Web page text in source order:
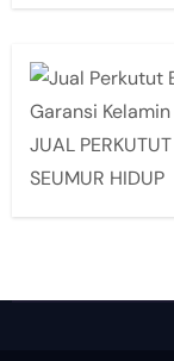
JUAL
SEUMUR HIDUP